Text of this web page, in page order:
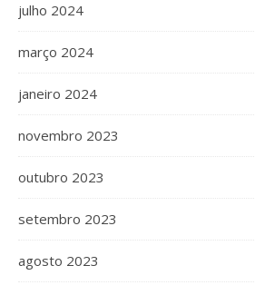
julho 2024
março 2024
janeiro 2024
novembro 2023
outubro 2023
setembro 2023
agosto 2023